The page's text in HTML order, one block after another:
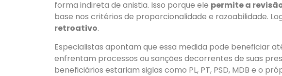
forma indireta de anistia. Isso porque ele permite a
base nos critérios de proporcionalidade e razoabilidade.
retroativo.
Especialistas apontam que essa medida pode beneficiar
enfrentam processos ou sanções decorrentes de suas
beneficiários estariam siglas como PL, PT, PSD, MDB e o